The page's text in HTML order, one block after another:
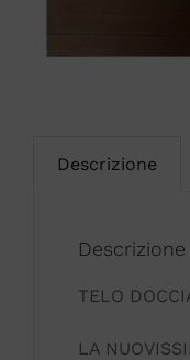
Descrizione
Descrizione
TELO
LA